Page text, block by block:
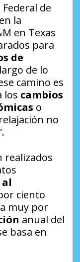
de
la
en Texas
para
de
de lo
camino es
los cambios
o
no
ciento
muy por
anual del
basa en